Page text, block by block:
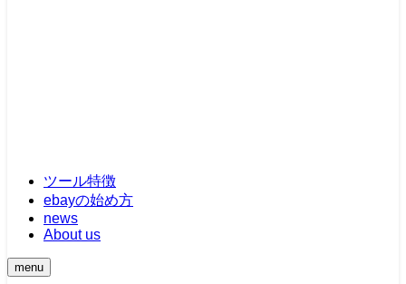
ツール特徴
ebayの始め方
news
About us
menu